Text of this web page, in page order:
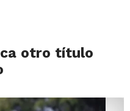
otro título